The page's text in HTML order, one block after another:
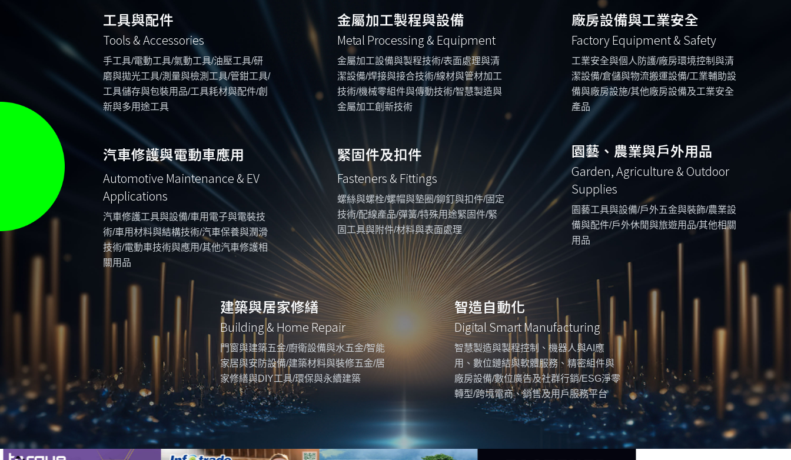
工具與配件
Tools & Accessories
手工具/電動工具/氣動工具/油壓工具/研
磨與拋光工具/測量與檢測工具/管鉗工具/
工具儲存與包裝用品/工具耗材與配件/創
新與多用途工具
金屬加工製程與設備
Metal Processing & Equipment
金屬加工設備與製程技術/表面處理與清
潔設備/焊接與接合技術/線材與管材加工
技術/機械零組件與傳動技術/智慧製造與
金屬加工創新技術
廠房設備與工業安全
Factory Equipment & Safety
工業安全與個人防護/廠房環境控制與清
潔設備/倉儲與物流搬運設備/工業輔助設
備與廠房設施/其他廠房設備及工業安全
產品
汽車修護與電動車應用
Automotive Maintenance & EV
Applications
汽車修護工具與設備/車用電子與電裝技
術/車用材料與結構技術/汽車保養與潤滑
技術/電動車技術與應用/其他汽車修護相
關用品
緊固件及扣件
Fasteners & Fittings
螺絲與螺栓/螺帽與墊圈/鉚釘與扣件/固定
技術/配線產品/彈簧/特殊用途緊固件/緊
固工具與附件/材料與表面處理
園藝、農業與戶外用品
Garden, Agriculture & Outdoor
Supplies
園藝工具與設備/戶外五金與裝飾/農業設
備與配件/戶外休閒與旅遊用品/其他相關
用品
建築與居家修繕
Building & Home Repair
門窗與建築五金/廚衛設備與水五金/智能
家居與安防設備/建築材料與裝修五金/居
家修繕與DIY工具/環保與永續建築
智造自動化
Digital Smart Manufacturing
智慧製造與製程控制、機器人與AI應
用、數位鏈結與軟體服務、精密組件與
廠房設備/數位廣告及社群行銷/ESG淨零
轉型/跨境電商、銷售及用戶服務平台